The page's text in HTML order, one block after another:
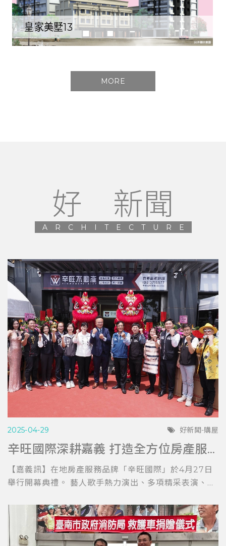
皇家美墅13
MORE
好 新聞
ARCHITECTURE
2025-04-29 好新聞-購屋
辛旺國際深耕嘉義 打造全方位房產服務平台 與在地青年共創希望藍圖
【嘉義訊】在地房產服務品牌「辛旺國際」於4月27日
舉行開幕典禮。 藝人歌手熱力演出、多項精采表演、...